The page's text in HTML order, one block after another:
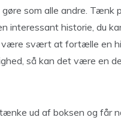
som alle andre. Tænk
interessant historie, du
svært at fortælle en
så kan det være en
ud af boksen og får